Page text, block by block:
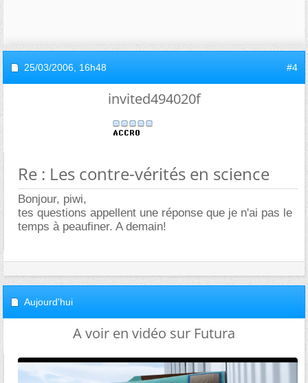
25/03/2006, 16h48 #4
invited494020f
Re : Les contre-vérités en science
Bonjour, piwi,
tes questions appellent une réponse que je n'ai pas le
temps à peaufiner. A demain!
Aujourd'hui
A voir en vidéo sur Futura